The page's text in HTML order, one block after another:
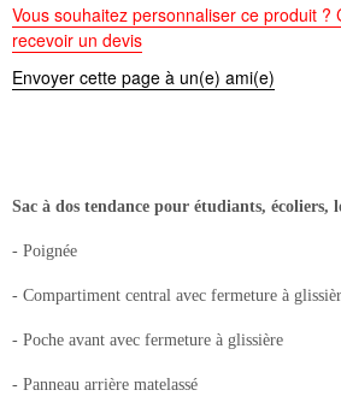
Vous souhaitez personnaliser ce produit ?
recevoir un devis
Envoyer cette page à un(e) ami(e)
Sac à dos tendance pour étudiants, écoliers,
- Poignée
- Compartiment central avec fermeture à
- Poche avant avec fermeture à glissière
- Panneau arrière matelassé